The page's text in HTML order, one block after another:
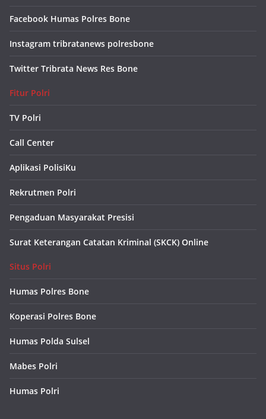
Facebook Humas Polres Bone
Instagram tribratanews polresbone
Twitter Tribrata News Res Bone
Fitur Polri
TV Polri
Call Center
Aplikasi PolisiKu
Rekrutmen Polri
Pengaduan Masyarakat Presisi
Surat Keterangan Catatan Kriminal (SKCK) Online
Situs Polri
Humas Polres Bone
Koperasi Polres Bone
Humas Polda Sulsel
Mabes Polri
Humas Polri